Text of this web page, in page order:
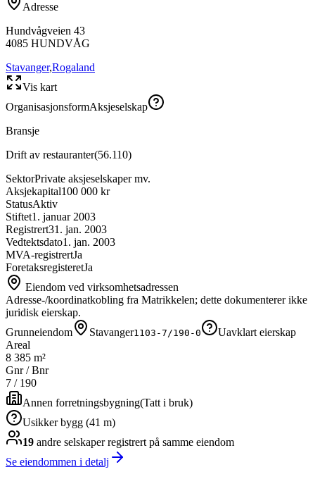
Adresse
Hundvågveien 43
4085 HUNDVÅG
Stavanger,Rogaland
Vis kart
OrganisasjonsformAksjeselskap
Bransje
Drift av restauranter(56.110)
SektorPrivate aksjeselskaper mv.
Aksjekapital100 000 kr
StatusAktiv
Stiftet1. januar 2003
Registrert31. jan. 2003
Vedtektsdato1. jan. 2003
MVA-registrertJa
ForetaksregisteretJa
Eiendom ved virksomhetsadressen
Adresse-/koordinatkobling fra Matrikkelen; dette dokumenterer ikke
juridisk eierskap.
Grunneiendom
Stavanger1103-7/190-0
Uavklart eierskap
Areal
8 385 m²
Gnr / Bnr
7 / 190
Annen forretningsbygning(Tatt i bruk)
Usikker bygg (41 m)
19 andre selskaperregistrert på samme eiendom
Se eiendommen i detalj